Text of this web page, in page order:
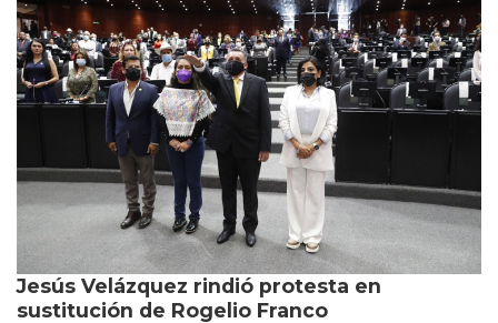
Jesús Velázquez rindió protesta en
sustitución de Rogelio Franco